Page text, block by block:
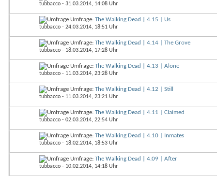
tubbacco - 31.03.2014, 14:08 Uhr
Umfrage: The Walking Dead | 4.15 | Us
tubbacco - 24.03.2014, 18:51 Uhr
Umfrage: The Walking Dead | 4.14 | The Grove
tubbacco - 18.03.2014, 17:28 Uhr
Umfrage: The Walking Dead | 4.13 | Alone
tubbacco - 11.03.2014, 23:28 Uhr
Umfrage: The Walking Dead | 4.12 | Still
tubbacco - 11.03.2014, 23:21 Uhr
Umfrage: The Walking Dead | 4.11 | Claimed
tubbacco - 02.03.2014, 22:54 Uhr
Umfrage: The Walking Dead | 4.10 | Inmates
tubbacco - 18.02.2014, 18:53 Uhr
Umfrage: The Walking Dead | 4.09 | After
tubbacco - 10.02.2014, 14:18 Uhr